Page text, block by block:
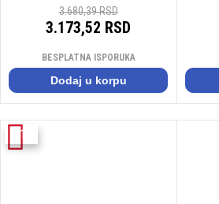
3.680,39 RSD
3.173,52 RSD
BESPLATNA ISPORUKA
Dodaj u korpu
-11%